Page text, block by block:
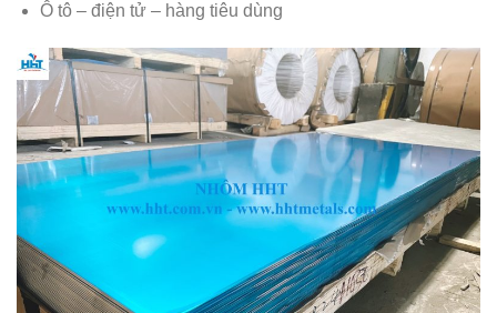
Ô tô – điện tử – hàng tiêu dùng